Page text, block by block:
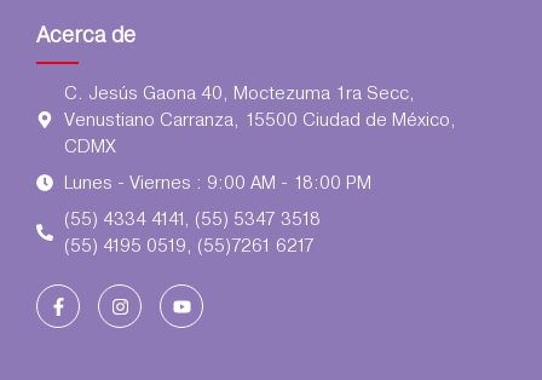
Acerca de
C. Jesús Gaona 40, Moctezuma 1ra Secc,
Venustiano Carranza, 15500 Ciudad de México,
CDMX
Lunes - Viernes : 9:00 AM - 18:00 PM
(55) 4334 4141, (55) 5347 3518
(55) 4195 0519, (55)7261 6217